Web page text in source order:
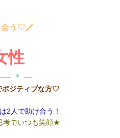
会う♡ ／
性
＊ ―
ポジティブな方♡
2人で助け合う！
考でいつも笑顔★